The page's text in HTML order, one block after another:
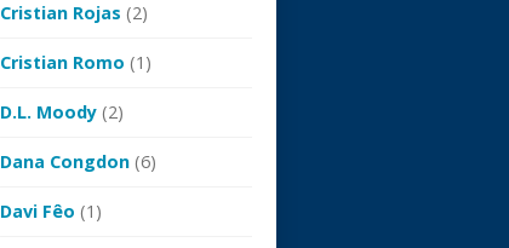
Cristian Rojas (2)
Cristian Romo (1)
D.L. Moody (2)
Dana Congdon (6)
Davi Fêo (1)